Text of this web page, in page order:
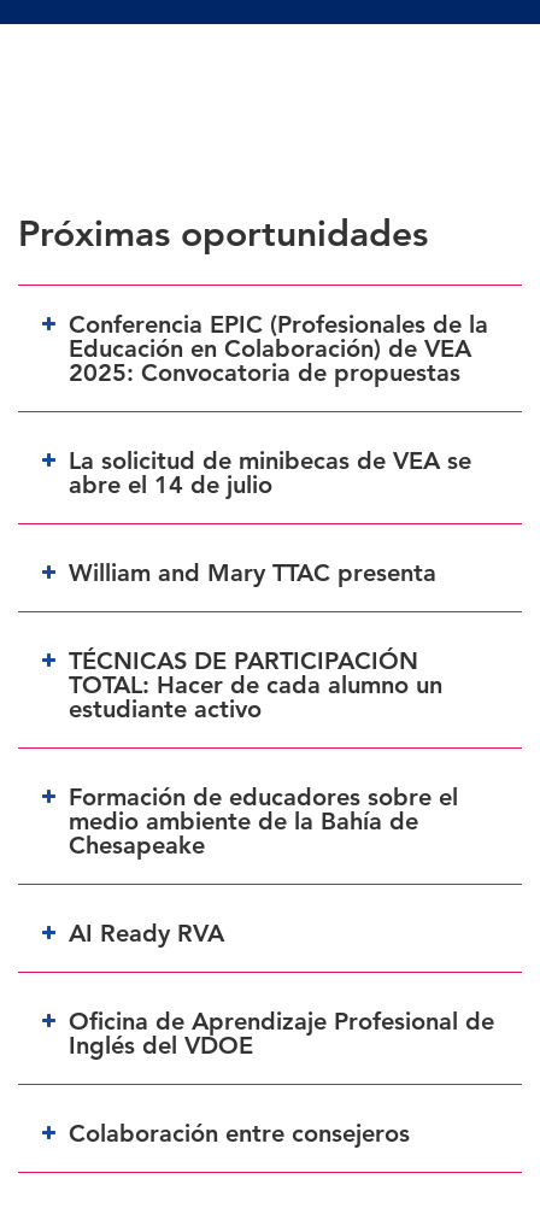
Próximas oportunidades
Conferencia EPIC (Profesionales de la
Educación en Colaboración) de VEA
2025: Convocatoria de propuestas
15 de
La solicitud de minibecas de VEA se
abre el 14 de julio
William and Mary TTAC presenta
AQUÍ
TÉCNICAS DE PARTICIPACIÓN
TOTAL: Hacer de cada alumno un
estudiante activo
Formación de educadores sobre el
medio ambiente de la Bahía de
Chesapeake
AI Ready RVA
Oficina de Aprendizaje Profesional de
Inglés del VDOE
Colaboración entre consejeros